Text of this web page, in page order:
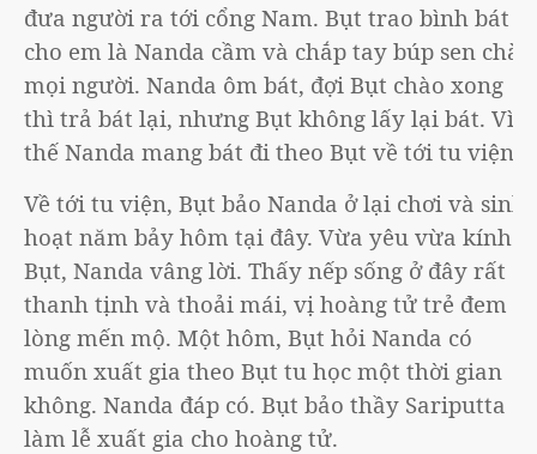
đưa người ra tới cổng Nam. Bụt trao bình bát
cho em là Nanda cầm và chắp tay búp sen chào
mọi người. Nanda ôm bát, đợi Bụt chào xong
thì trả bát lại, nhưng Bụt không lấy lại bát. Vì
thế Nanda mang bát đi theo Bụt về tới tu viện.
Về tới tu viện, Bụt bảo Nanda ở lại chơi và sinh
hoạt năm bảy hôm tại đây. Vừa yêu vừa kính
Bụt, Nanda vâng lời. Thấy nếp sống ở đây rất
thanh tịnh và thoải mái, vị hoàng tử trẻ đem
lòng mến mộ. Một hôm, Bụt hỏi Nanda có
muốn xuất gia theo Bụt tu học một thời gian
không. Nanda đáp có. Bụt bảo thầy Sariputta
làm lễ xuất gia cho hoàng tử.